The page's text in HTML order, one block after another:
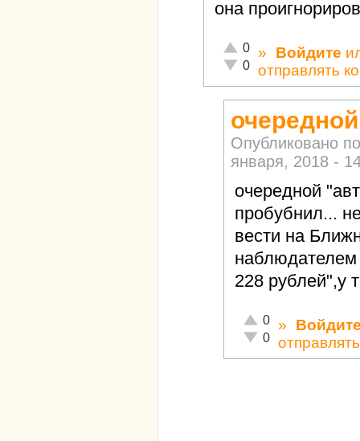
она
Отлично!
0
Неадекватно!
0
» Войдите
отправлять
Опубликовано
января, 2018 -
очередной
пробубнил...
вести на
наблюдателем
228 рублей",у
Отлично!
0
Неадекватно!
0
»